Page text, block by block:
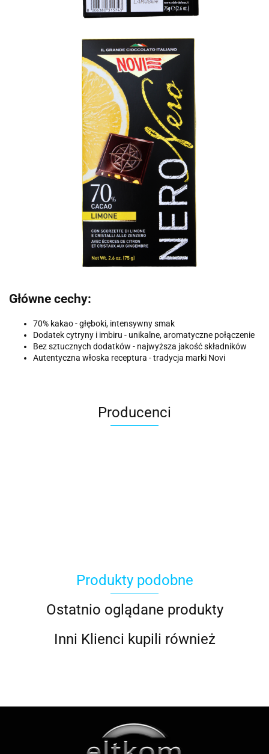
Główne cechy:
70% kakao - głęboki, intensywny smak
Dodatek cytryny i imbiru - unikalne, aromatyczne połączenie
Bez sztucznych dodatków - najwyższa jakość składników
Autentyczna włoska receptura - tradycja marki Novi
Producenci
ACOOL TOY
Produkty podobne
Ostatnio oglądane produkty
Inni Klienci kupili również